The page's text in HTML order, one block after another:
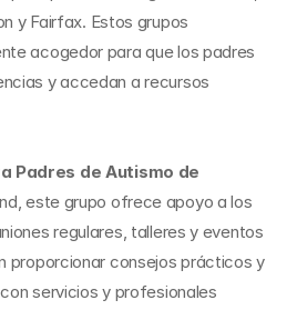
y Fairfax. Estos grupos
acogedor para que los padres
y accedan a recursos
Padres de Autismo de
este grupo ofrece apoyo a los
regulares, talleres y eventos
proporcionar consejos prácticos y
servicios y profesionales